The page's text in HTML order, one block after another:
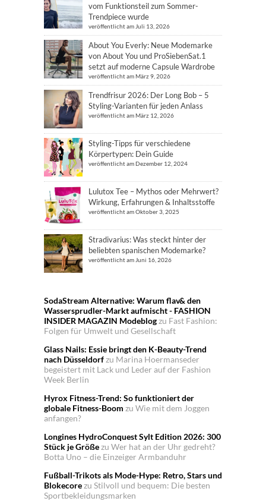
vom Funktionsteil zum Sommer-
Trendpiece wurde
veröffentlicht am Juli 13, 2026
About You Everly: Neue Modemarke
von About You und ProSiebenSat.1
setzt auf moderne Capsule Wardrobe
veröffentlicht am März 9, 2026
Trendfrisur 2026: Der Long Bob – 5
Styling-Varianten für jeden Anlass
veröffentlicht am März 12, 2026
Styling-Tipps für verschiedene
Körpertypen: Dein Guide
veröffentlicht am Dezember 12, 2024
Lulutox Tee – Mythos oder Mehrwert?
Wirkung, Erfahrungen & Inhaltsstoffe
veröffentlicht am Oktober 3, 2025
Stradivarius: Was steckt hinter der
beliebten spanischen Modemarke?
veröffentlicht am Juni 16, 2026
SodaStream Alternative: Warum flav& den
Wassersprudler-Markt aufmischt - FASHION
INSIDER MAGAZIN Modeblogzu Fast Fashion:
Folgen für Umwelt und Gesellschaft
Glass Nails: Essie bringt den K-Beauty-Trend
nach Düsseldorfzu Marina Hoermanseder
begeistert mit Lack und Leder auf der Fashion
Week Berlin
Hyrox Fitness-Trend: So funktioniert der
globale Fitness-Boom zu Wie mit dem Joggen
anfangen?
Longines HydroConquest Sylt Edition 2026: 300
Stück je Größezu Wer hat an der Uhr gedreht?
Botta Uno – die Einzeiger Armbanduhr
Fußball-Trikots als Mode-Hype: Retro, Stars und
Blokecorezu Stilvoll und bequem: Die besten
Sportbekleidungsmarken